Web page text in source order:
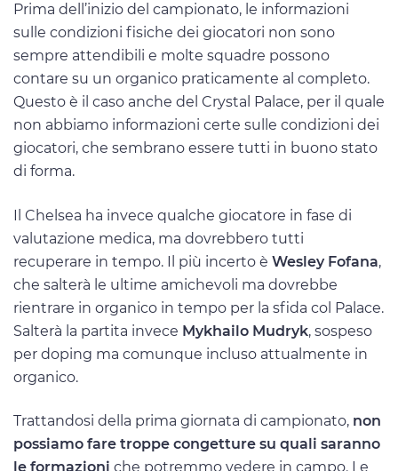
Prima dell’inizio del campionato, le informazioni
sulle condizioni fisiche dei giocatori non sono
sempre attendibili e molte squadre possono
contare su un organico praticamente al completo.
Questo è il caso anche del Crystal Palace, per il quale
non abbiamo informazioni certe sulle condizioni dei
giocatori, che sembrano essere tutti in buono stato
di forma.
Il Chelsea ha invece qualche giocatore in fase di
valutazione medica, ma dovrebbero tutti
recuperare in tempo. Il più incerto è Wesley Fofana,
che salterà le ultime amichevoli ma dovrebbe
rientrare in organico in tempo per la sfida col Palace.
Salterà la partita invece Mykhailo Mudryk, sospeso
per doping ma comunque incluso attualmente in
organico.
Trattandosi della prima giornata di campionato, non
possiamo fare troppe congetture su quali saranno
le formazioni che potremmo vedere in campo. Le